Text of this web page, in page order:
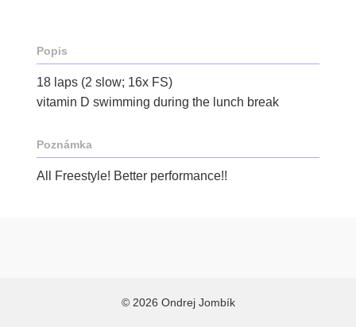
Popis
18 laps (2 slow; 16x FS)
vitamin D swimming during the lunch break
Poznámka
All Freestyle! Better performance!!
© 2026 Ondrej Jombík